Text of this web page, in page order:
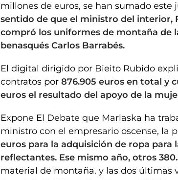
millones de euros, se han sumado este
sentido de que el ministro del interior,
compró los uniformes de montaña de
benasqués Carlos Barrabés.
El digital dirigido por Bieito Rubido
contratos por 876.905 euros en total y
euros el resultado del apoyo de la
Expone El Debate que Marlaska ha
ministro con el empresario oscense, la
euros para la adquisición de ropa para
reflectantes. Ese mismo año, otros
material de montaña. y las dos últimas